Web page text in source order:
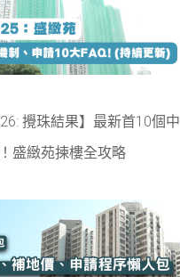
攪珠結果】最新首10個中
盛緻苑揀樓全攻略